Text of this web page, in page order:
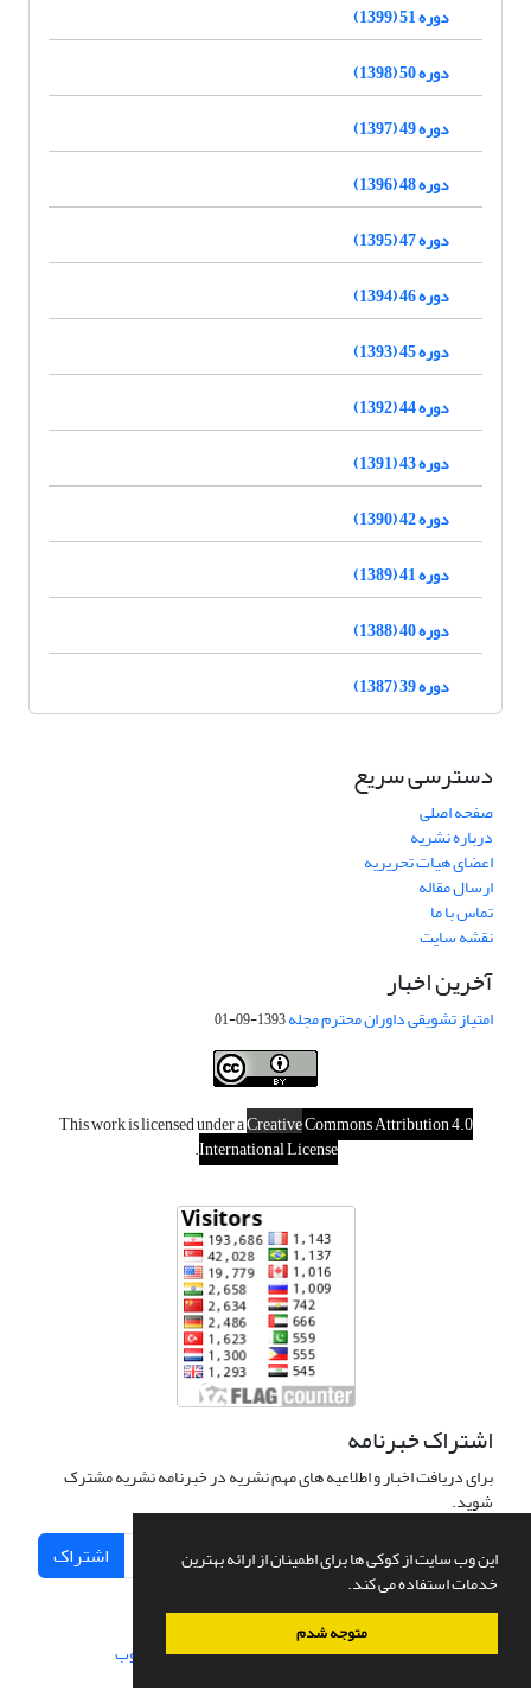
این وب سایت از کوکی ها برای اطمینان از ارائه بهترین
خدمات استفاده می کند.
متوجه شدم
دوره 51 (1399)
دوره 50 (1398)
دوره 49 (1397)
دوره 48 (1396)
دوره 47 (1395)
دوره 46 (1394)
دوره 45 (1393)
دوره 44 (1392)
دوره 43 (1391)
دوره 42 (1390)
دوره 41 (1389)
دوره 40 (1388)
دوره 39 (1387)
دسترسی سریع
صفحه اصلی
درباره نشریه
اعضای هیات تحریریه
ارسال مقاله
تماس با ما
نقشه سایت
آخرین اخبار
امتیاز تشویقی داوران محترم مجله1393-09-01
This work is licensed under aCreativeCommons Attribution 4.0
International License
.
اشتراک خبرنامه
برای دریافت اخبار و اطلاعیه های مهم نشریه در خبرنامه نشریه مشترک
شوید.
اشتراک
سامانه مدیریت نشریات علمی.طراحی و پیاده سازی از سیناوب